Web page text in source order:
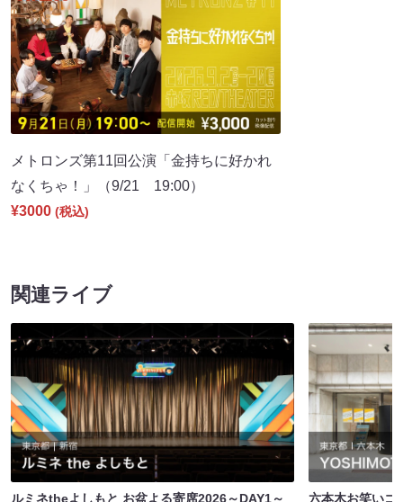
メトロンズ第11回公演「金持ちに好かれ
なくちゃ！」（9/21 19:00）
¥3000 (税込)
関連ライブ
ルミネtheよしもと お盆よる寄席2026～DAY1～
六本木お笑いコ